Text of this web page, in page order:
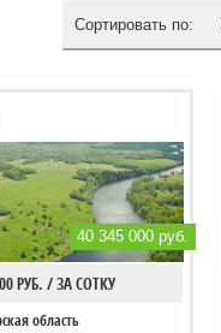
Сортировать по:
40 345 000 руб.
РУБ. / ЗА СОТКУ
область